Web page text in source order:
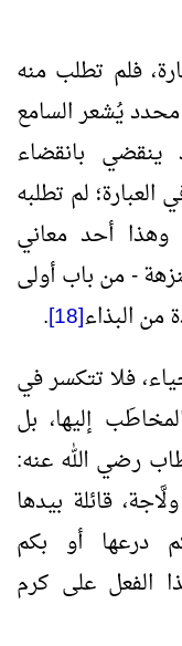
فلم تطلب منه
يُشعر السامع
بانقضاء
لم تطلبه
وهذا أحد معاني
- من باب أولى
من البذاء[18]
.
فلا تتكسر في
إليها، بل
رضي الله عنه:
قائلة بيدها
درعها أو بكم
الفعل على كرم